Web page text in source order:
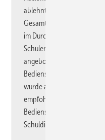
ablehnten oder annahmen,
Gesamtpopulation der
im Durchschnitt ca. 5
Schulen und
angeboten, an
Bediensteten am
wurde am häufigsten eine
empfohlen (55,8 %). Knapp
Bediensteten kehrten
Schuldienst zurück.